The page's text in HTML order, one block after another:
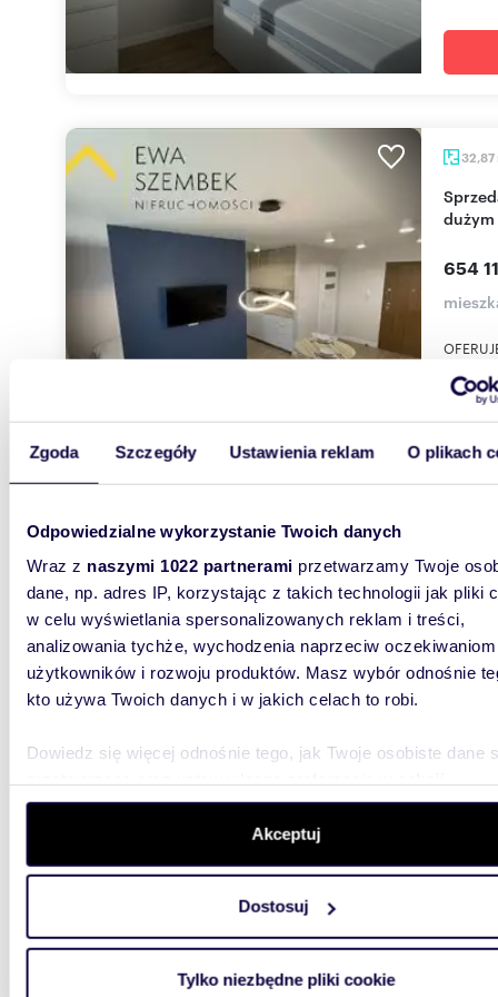
Zgoda Szczegóły Ustawienia reklam O plikach
Odpowiedzialne wykorzystanie Twoich danych
Wraz z naszymi 1022 partnerami przetwarzamy Twoje
dane, np. adres IP, korzystając z takich technologii jak pliki
w celu wyświetlania spersonalizowanych reklam i treści,
analizowania tychże, wychodzenia naprzeciw oczekiwaniom
użytkowników i rozwoju produktów. Masz wybór odnośnie
kto używa Twoich danych i w jakich celach to robi.
Dowiedz się więcej odnośnie tego, jak Twoje osobiste dane
szczegółów. W Deklaracji plików cookie możesz zmienić
wycofać swoją zgodę w dowolnej chwili.
aby oferować funkcje społecznościowe i analizować ruch w
witrynie. Informacje o tym, jak korzystasz z naszej witryny,
analitycznym. Partnerzy mogą połączyć te informacje z
Akceptuj
Dostosuj
Tylko niezbędne pliki cookie
32,87
Sprzedam nowoczesne 2-pokojowe mieszkanie z
654
37,90
Zapraszam do nowoczesnego 2-pokojowego
792